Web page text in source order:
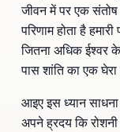
जीवन में पर एक संतोष
परिणाम होता है
जितना अधिक ईश्वर
पास शांति का एक
आइए इस ध्यान
अपने ह्रदय कि